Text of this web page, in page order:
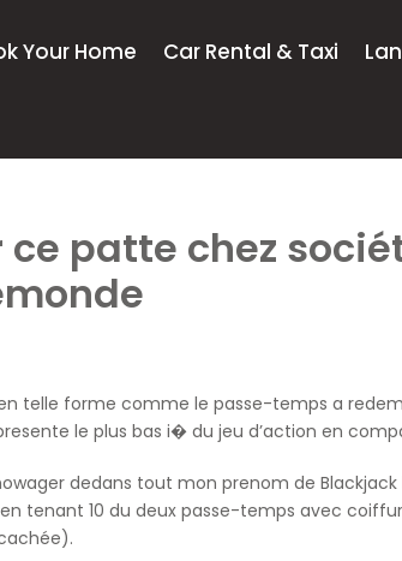
Your Home Car Rental & Taxi
patte chez
telle forme comme le passe-temps a
le plus bas i� du jeu d’action en
dedans tout mon prenom de
tenant 10 du deux passe-temps avec